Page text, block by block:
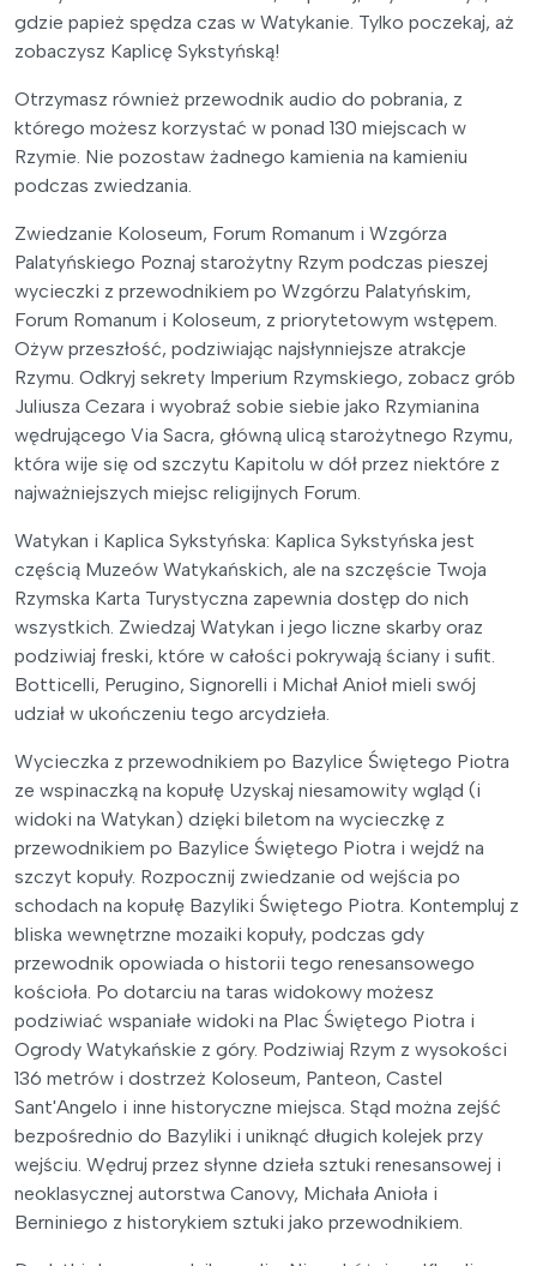
gdzie papież spędza czas w Watykanie. Tylko poczekaj, aż
zobaczysz Kaplicę Sykstyńską!
Otrzymasz również przewodnik audio do pobrania, z
którego możesz korzystać w ponad 130 miejscach w
Rzymie. Nie pozostaw żadnego kamienia na kamieniu
podczas zwiedzania.
Zwiedzanie Koloseum, Forum Romanum i Wzgórza
Palatyńskiego Poznaj starożytny Rzym podczas pieszej
wycieczki z przewodnikiem po Wzgórzu Palatyńskim,
Forum Romanum i Koloseum, z priorytetowym wstępem.
Ożyw przeszłość, podziwiając najsłynniejsze atrakcje
Rzymu. Odkryj sekrety Imperium Rzymskiego, zobacz grób
Juliusza Cezara i wyobraź sobie siebie jako Rzymianina
wędrującego Via Sacra, główną ulicą starożytnego Rzymu,
która wije się od szczytu Kapitolu w dół przez niektóre z
najważniejszych miejsc religijnych Forum.
Watykan i Kaplica Sykstyńska: Kaplica Sykstyńska jest
częścią Muzeów Watykańskich, ale na szczęście Twoja
Rzymska Karta Turystyczna zapewnia dostęp do nich
wszystkich. Zwiedzaj Watykan i jego liczne skarby oraz
podziwiaj freski, które w całości pokrywają ściany i sufit.
Botticelli, Perugino, Signorelli i Michał Anioł mieli swój
udział w ukończeniu tego arcydzieła.
Wycieczka z przewodnikiem po Bazylice Świętego Piotra
ze wspinaczką na kopułę Uzyskaj niesamowity wgląd (i
widoki na Watykan) dzięki biletom na wycieczkę z
przewodnikiem po Bazylice Świętego Piotra i wejdź na
szczyt kopuły. Rozpocznij zwiedzanie od wejścia po
schodach na kopułę Bazyliki Świętego Piotra. Kontempluj z
bliska wewnętrzne mozaiki kopuły, podczas gdy
przewodnik opowiada o historii tego renesansowego
kościoła. Po dotarciu na taras widokowy możesz
podziwiać wspaniałe widoki na Plac Świętego Piotra i
Ogrody Watykańskie z góry. Podziwiaj Rzym z wysokości
136 metrów i dostrzeż Koloseum, Panteon, Castel
Sant'Angelo i inne historyczne miejsca. Stąd można zejść
bezpośrednio do Bazyliki i uniknąć długich kolejek przy
wejściu. Wędruj przez słynne dzieła sztuki renesansowej i
neoklasycznej autorstwa Canovy, Michała Anioła i
Berniniego z historykiem sztuki jako przewodnikiem.